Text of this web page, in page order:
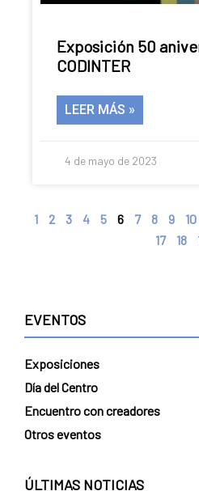
Exposición 50
CODINTER
LEER MÁS »
4 de mayo de 2023
1 2 3 4 5 6 7 8 9 10
17
18
EVENTOS
Exposiciones
Día del Centro
Encuentro con creadores
Otros eventos
ÚLTIMAS NOTICIAS